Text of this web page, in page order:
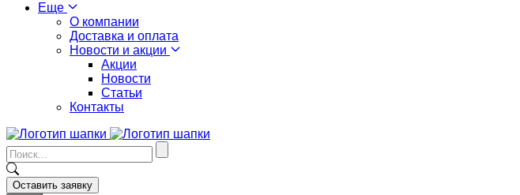
Еще
О компании
Доставка и оплата
Новости и акции
Акции
Новости
Статьи
Контакты
Оставить заявку